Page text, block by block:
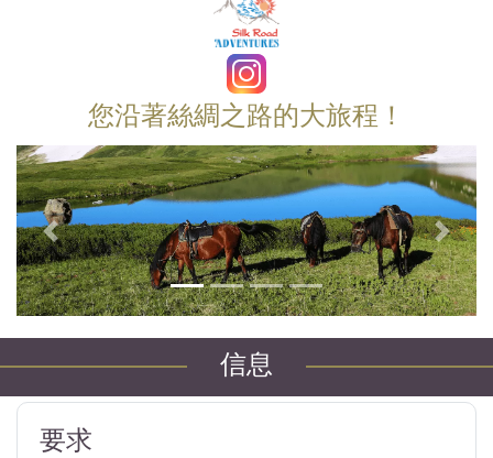
您沿著絲綢之路的大旅程！
以前的 下一個
信息
要求